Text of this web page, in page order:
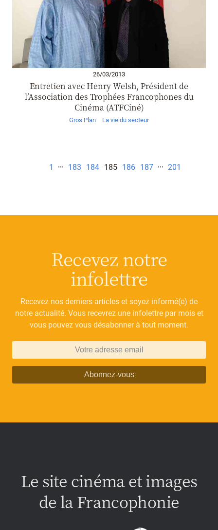
26/03/2013
Entretien avec Henry Welsh, Président de
l’Association des Trophées Francophones du
Cinéma (ATFCiné)
Gros Plan La vie du secteur
1 183 184 185 186 187 201
Recevez notre
infolettre
Recevez nos derniers articles et soyez informé(e) de
notre actualité. Vous recevrez une infolettre par mois et
vous pouvez vous désabonner à tout moment.
Abonnez-vous
Le site cinéma et images
de la Francophonie